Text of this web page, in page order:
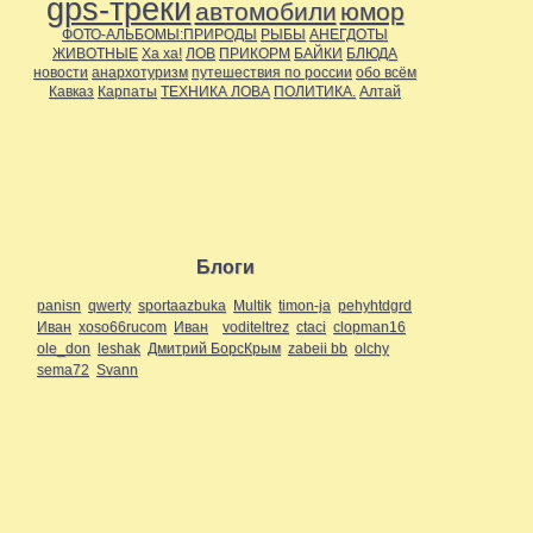
gps-треки автомобили юмор
ФОТО-АЛЬБОМЫ:ПРИРОДЫ РЫБЫ АНЕГДОТЫ
ЖИВОТНЫЕ Ха ха! ЛОВ ПРИКОРМ БАЙКИ БЛЮДА
новости анархотуризм путешествия по россии обо всём
Кавказ Карпаты ТЕХНИКА ЛОВА ПОЛИТИКА. Алтай
Блоги
panisn qwerty sportaazbuka Multik timon-ja pehyhtdgrd
Иван xoso66rucom Иван voditeltrez ctaci clopman16
ole_don leshak Дмитрий БорсКрым zabeii bb olchy
sema72 Svann